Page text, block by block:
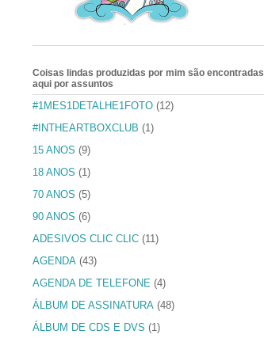
Coisas lindas produzidas por mim são encontradas
aqui por assuntos
#1MES1DETALHE1FOTO (12)
#INTHEARTBOXCLUB (1)
15 ANOS (9)
18 ANOS (1)
70 ANOS (5)
90 ANOS (6)
ADESIVOS CLIC CLIC (11)
AGENDA (43)
AGENDA DE TELEFONE (4)
ÁLBUM DE ASSINATURA (48)
ÁLBUM DE CDS E DVS (1)